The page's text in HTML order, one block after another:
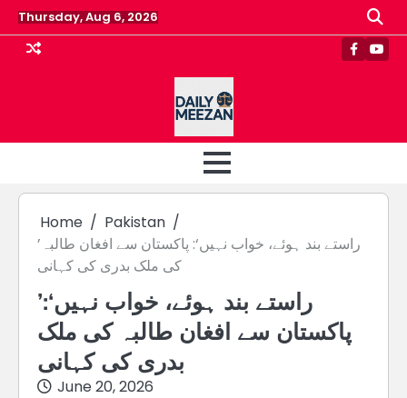
Skip
to
content
Thursday, Aug 6, 2026
Home
Pakistan
’راستے بند ہوئے، خواب نہیں‘: پاکستان سے افغان طالبہ
کی ملک بدری کی کہانی
’راستے بند ہوئے، خواب نہیں‘:
پاکستان سے افغان طالبہ کی ملک
بدری کی کہانی
June 20, 2026